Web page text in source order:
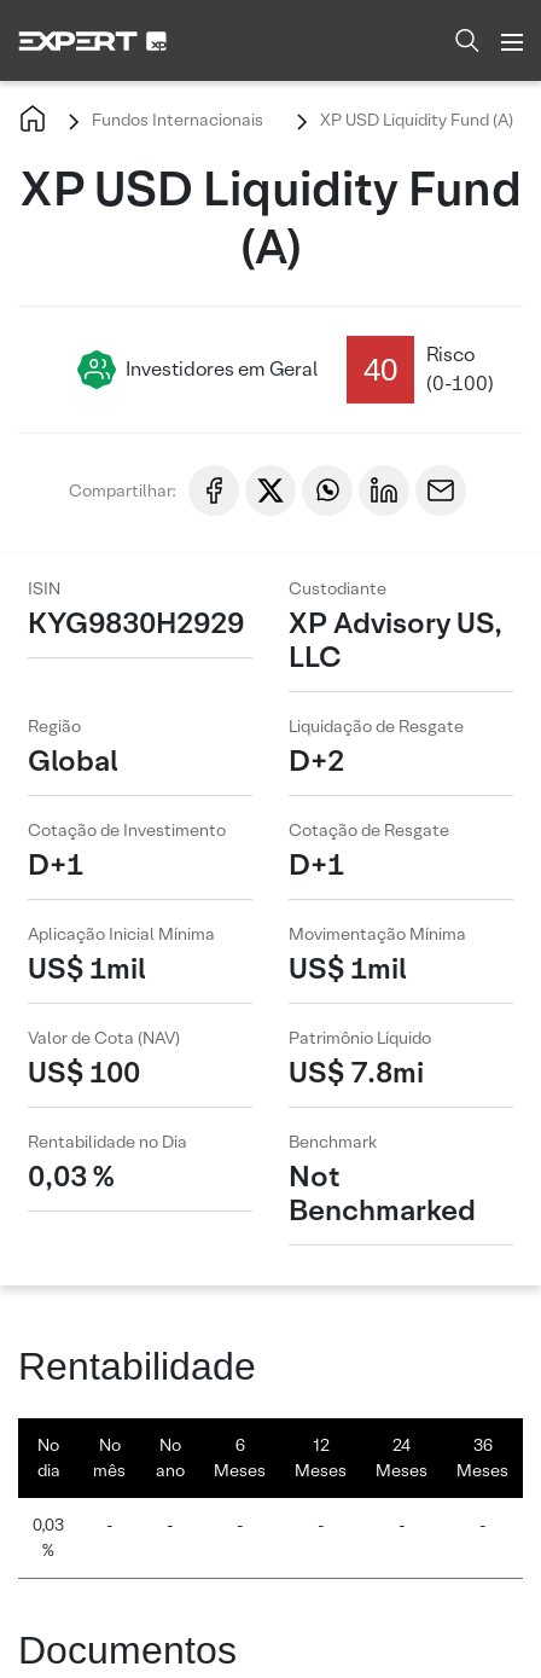
Fundos Internacionais XP USD Liquidity Fund (A)
XP USD Liquidity Fund
(A)
Investidores em Geral 40
Risco
(0-100)
Compartilhar:
ISIN
KYG9830H2929
Custodiante
XP Advisory US,
LLC
Região
Global
Liquidação de Resgate
D+2
Cotação de Investimento
D+1
Cotação de Resgate
D+1
Aplicação Inicial Mínima
US$ 1mil
Movimentação Mínima
US$ 1mil
Valor de Cota (NAV)
US$ 100
Patrimônio Líquido
US$ 7.8mi
Rentabilidade no Dia
0,03 %
Benchmark
Not
Benchmarked
Rentabilidade
No
dia
No
mês
No
ano
6
Meses
12
Meses
24
Meses
36
Meses
0,03
%
- - - - - -
Documentos